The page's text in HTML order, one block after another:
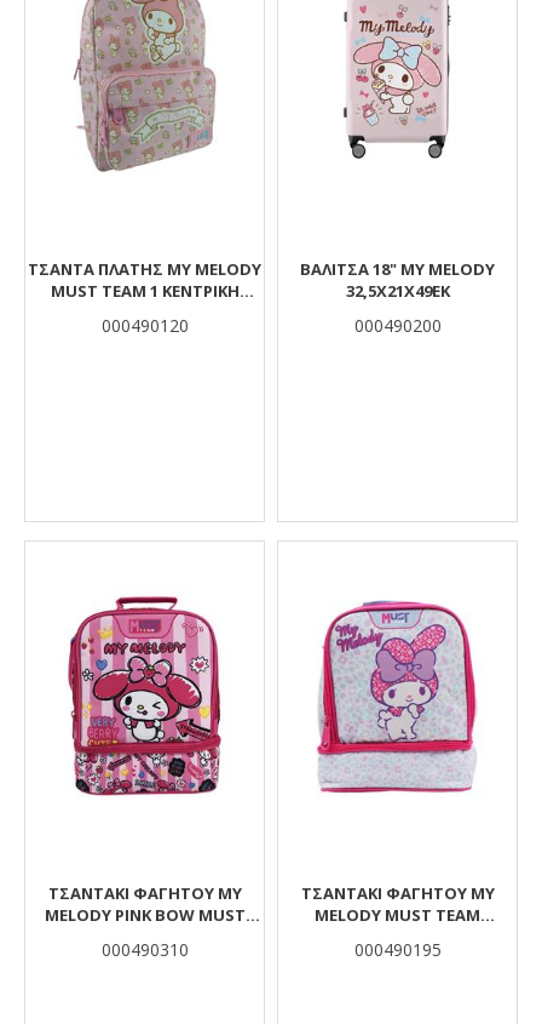
ΤΣΆΝΤΑ ΠΛΆΤΗΣ MY MELODY
MUST TEAM 1 ΚΕΝΤΡΙΚΉ
000490120
ΒAΛΙΤΣΑ 18" MY MELODY
32,5Χ21Χ49ΕΚ
000490200
ΤΣΑΝΤΆΚΙ ΦΑΓΗΤΟΎ MY
MELODY PINK BOW MUST
000490310
ΤΣΑΝΤΆΚΙ ΦΑΓΗΤΟΎ MY
MELODY MUST TEAM
000490195